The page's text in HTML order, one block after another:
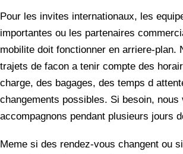
Pour les invites internationaux, les
importantes ou les partenaires
mobilite doit fonctionner en arriere-plan.
trajets de facon a tenir compte des
charge, des bagages, des temps d
changements possibles. Si besoin, nous
accompagnons pendant plusieurs jours
Meme si des rendez-vous changent ou